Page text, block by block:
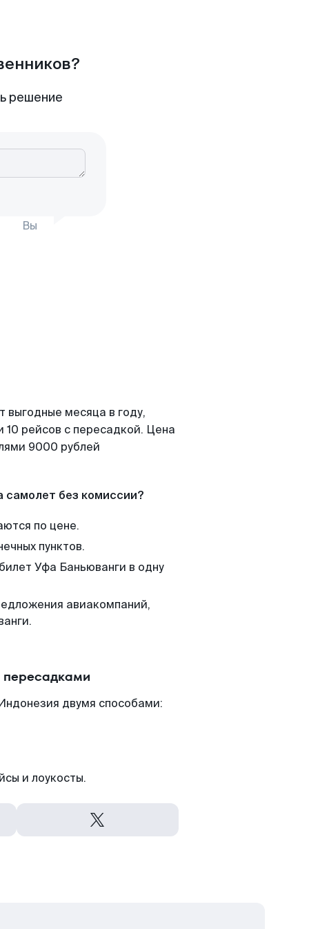
решение
Вы
выгодные месяца в году,
рейсов с пересадкой. Цена
9000 рублей
самолет без комиссии?
по цене.
пунктов.
Уфа Баньюванги в одну
авиакомпаний,
двумя способами:
и лоукосты.